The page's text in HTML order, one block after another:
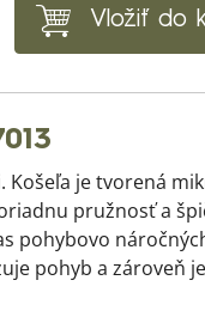
Vložiť do
je tvorená
pružnosť a
pohyb a zároveň